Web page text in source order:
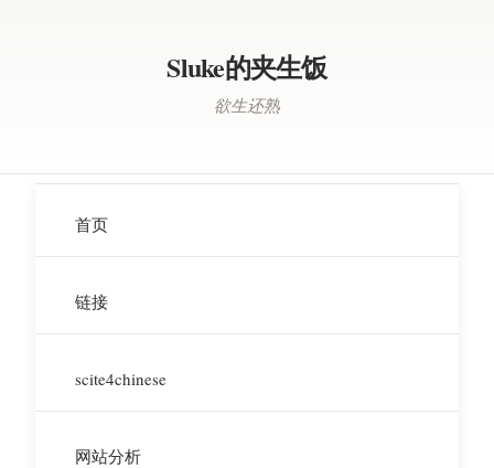
Sluke的夹生饭
欲生还熟
首页
链接
scite4chinese
网站分析